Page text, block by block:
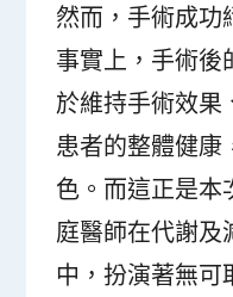
然而，手術成功
事實上，手術後
於維持手術效果
患者的整體健康
色。而這正是本
庭醫師在代謝及
中，扮演著無可